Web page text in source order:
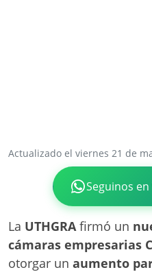
Actualizado el viernes 21 de
Seguinos
La UTHGRA firmó un
cámaras empresarias
otorgar un aumento